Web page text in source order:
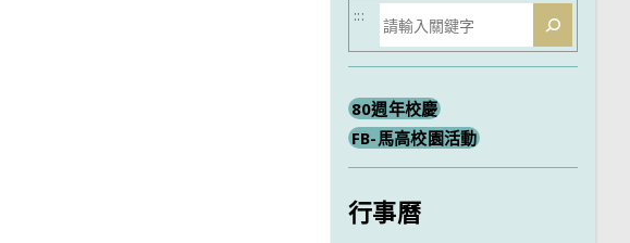
搜
尋
:::
80週年校慶
FB-馬高校園活動
行事曆